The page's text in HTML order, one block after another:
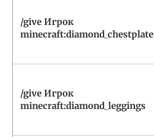
/give Игрок
minecraft:diamond_chestplate
/give Игрок
minecraft:diamond_leggings